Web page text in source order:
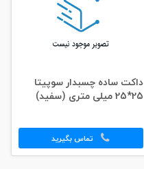
داکت ساده چسبدار سوپیتا
25*25 میلی‌ متری (سفید)
تماس بگیرید